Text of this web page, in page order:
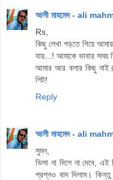
আলী মাহমেদ - ali
Rs,
কিছু লেখা পড়তে গিয়ে
যায়...! আমাকে ভাবার সময়
আমার আর বলার কিছু
শিট!
Reply
আলী মাহমেদ - ali
সুমন,
ভিসা না দিলে না দেবে,
প্রশ্নও বাদ দিলাম।